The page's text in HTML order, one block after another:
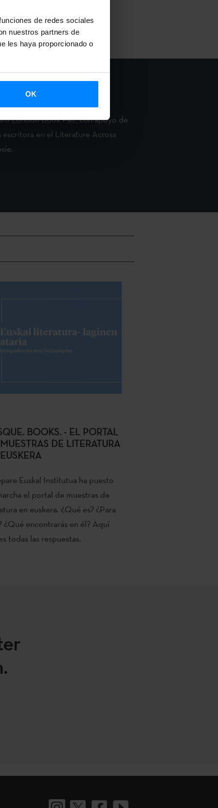
de redes sociales
nuestros partners de
les haya proporcionado o
OK
London Book Fair, con apoyo de
en el Literature Across
BOOKS. - EL PORTAL
DE LITERATURA
Euskal Institutua ha puesto
el portal de muestras de
en euskera. ¿Qué es? ¿Para
¿Qué encontrarás en él? Aquí
todas las respuestas.